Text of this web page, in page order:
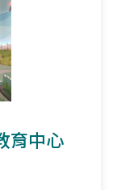
育中心